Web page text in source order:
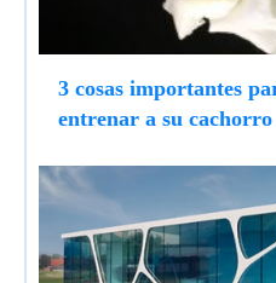
3 cosas importantes
entrenar a su cachorro